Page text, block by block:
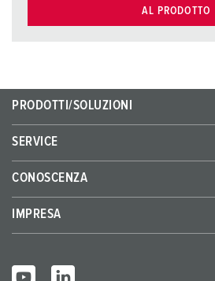
AL PRODOTTO
PRODOTTI/SOLUZIONI
SERVICE
CONOSCENZA
IMPRESA